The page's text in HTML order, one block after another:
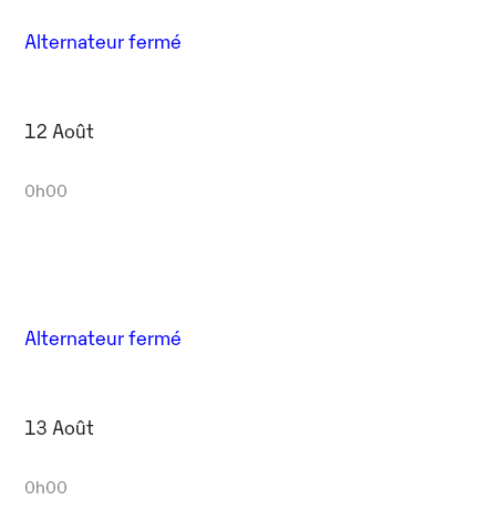
Alternateur fermé
12 Août
0h00
Alternateur fermé
13 Août
0h00